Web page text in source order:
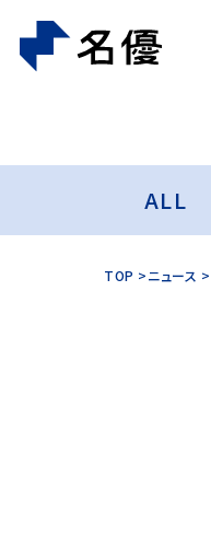
ALL
TOP ニュース